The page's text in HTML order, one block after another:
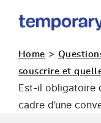
occupation
Home >
souscrire et
Est-il obligatoire
cadre d’une